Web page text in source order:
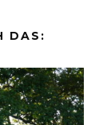
DAS: